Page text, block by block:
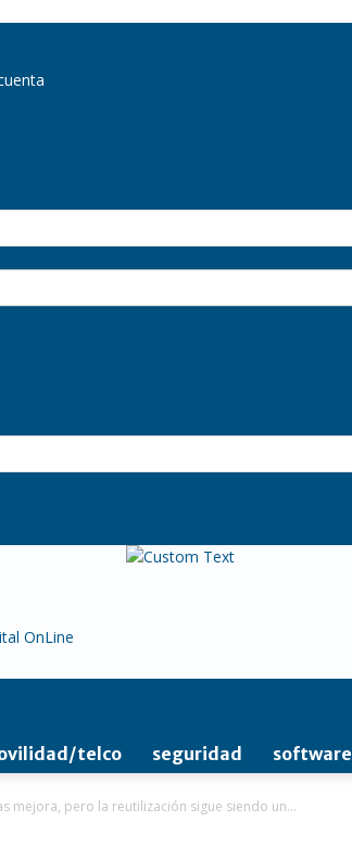
OnLine
telco seguridad software
mejora, pero la reutilización sigue siendo un...